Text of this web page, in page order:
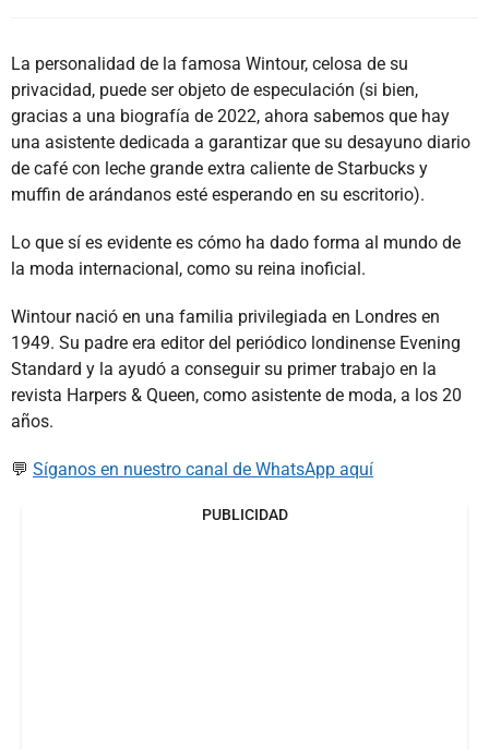
La personalidad de la famosa Wintour, celosa de su
privacidad, puede ser objeto de especulación (si bien,
gracias a una biografía de 2022, ahora sabemos que hay
una asistente dedicada a garantizar que su desayuno diario
de café con leche grande extra caliente de Starbucks y
muffin de arándanos esté esperando en su escritorio).
Lo que sí es evidente es cómo ha dado forma al mundo de
la moda internacional, como su reina inoficial.
Wintour nació en una familia privilegiada en Londres en
1949. Su padre era editor del periódico londinense Evening
Standard y la ayudó a conseguir su primer trabajo en la
revista Harpers & Queen, como asistente de moda, a los 20
años.
💬 Síganos en nuestro canal de WhatsApp aquí
PUBLICIDAD